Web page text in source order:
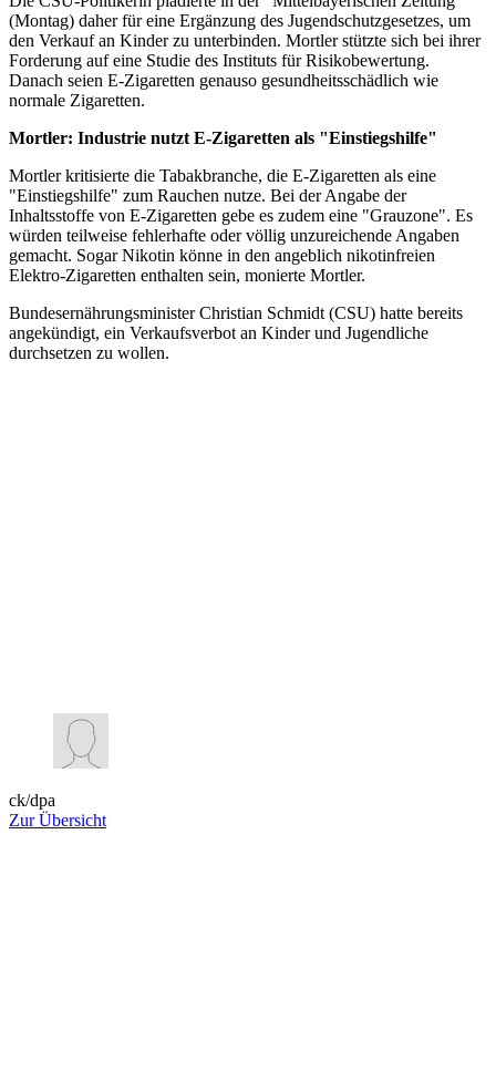
(Montag) daher für eine Ergänzung des Jugendschutzgesetzes, um
den Verkauf an Kinder zu unterbinden. Mortler stützte sich bei ihrer
Forderung auf eine Studie des Instituts für Risikobewertung.
Danach seien E-Zigaretten genauso gesundheitsschädlich wie
normale Zigaretten.
Mortler: Industrie nutzt E-Zigaretten als "Einstiegshilfe"
Mortler kritisierte die Tabakbranche, die E-Zigaretten als eine
"Einstiegshilfe" zum Rauchen nutze. Bei der Angabe der
Inhaltsstoffe von E-Zigaretten gebe es zudem eine "Grauzone". Es
würden teilweise fehlerhafte oder völlig unzureichende Angaben
gemacht. Sogar Nikotin könne in den angeblich nikotinfreien
Elektro-Zigaretten enthalten sein, monierte Mortler.
Bundesernährungsminister Christian Schmidt (CSU) hatte bereits
angekündigt, ein Verkaufsverbot an Kinder und Jugendliche
durchsetzen zu wollen.
ck/dpa
Zur Übersicht